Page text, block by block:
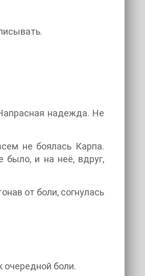
надежда. Не
не боялась Карпа.
было, и на неё, вдруг,
от боли, согнулась
очередной боли.